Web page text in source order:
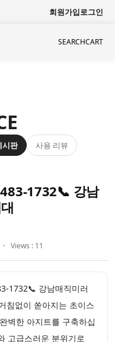
회원가입로그인
SEARCHCART
시판 사용 리뷰
1732📞 강남
Views : 11
1732📞 강남매직미러
침없이 쏟아지는 초이스
벽한 아지트를 구축하십
고급스러운 분위기로